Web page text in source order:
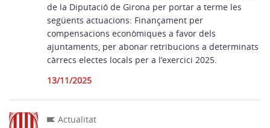
de la Diputació de Girona per portar a terme les
següents actuacions: Finançament per
compensacions econòmiques a favor dels
ajuntaments, per abonar retribucions a determinats
càrrecs electes locals per a l’exercici 2025.
13/11/2025
Actualitat